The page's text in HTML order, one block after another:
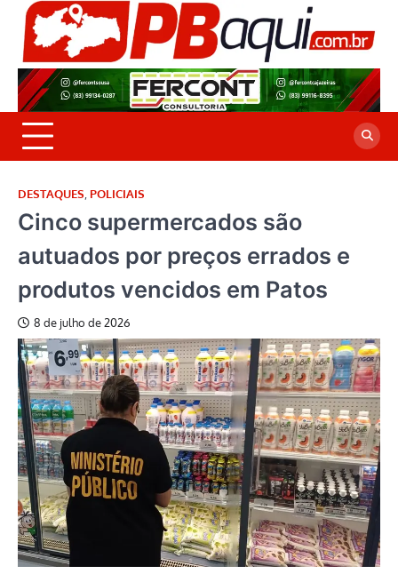
Skip
content
DESTAQUES POLICIAIS
Cinco supermercados são
autuados por preços errados e
produtos vencidos em Patos
8 de julho de 2026